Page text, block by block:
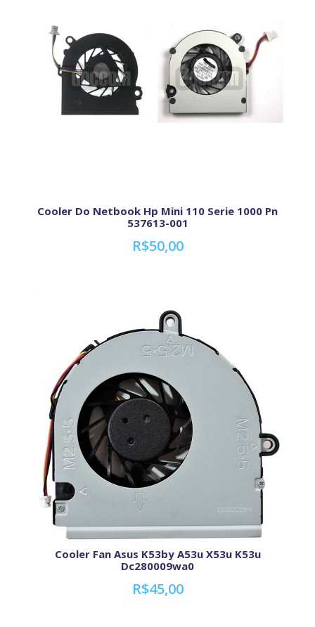
Cooler Do Netbook Hp Mini 110 Serie 1000 Pn
537613-001
R$50,00
Cooler Fan Asus K53by A53u X53u K53u
Dc280009wa0
R$45,00